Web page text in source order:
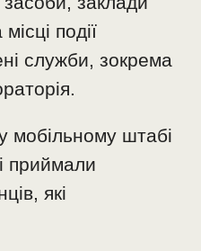
події
служби, зокрема
мобільному штабі
приймали
які